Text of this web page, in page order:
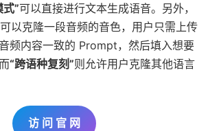
”可以直接进行文本生成语音。另外，
以克隆一段音频的音色，用户只需上传
频内容一致的 Prompt，然后填入想要
“跨语种复刻”则允许用户克隆其他语言
访 问 官 网